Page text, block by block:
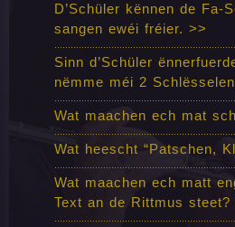
D’Schüler kënnen de
sangen ewéi fréier. >>
Sinn d’Schüler
nëmme méi 2
Wat maachen ech mat
Wat heescht “Patschen,
Wat maachen ech matt
Text an de Rittmus steet?